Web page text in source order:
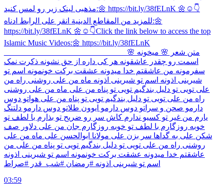
مذهبی لینک زیر رو لمس کنید:🌼 https://bit.ly/38fELnK 🌼☺👇
للمزيد من المقاطع الدينية انقر على الرابط ادناه:🌼
https://bit.ly/38fELnK 🌼☺👇Click the link below to access the top
Islamic Music Videos:🌼 https://bit.ly/38fELnK
_______________________________ 🌸 متن شعر 🌸 میخونه
اسمت رو چقدر عاشقونه هر کی داره از حق نشونه ذکرت نمک
سفرمونه من عاشقتم خدا میدونه عشقت برکت خونمونه اسم تو
شیرینی اذونه اسم تو شیرینی اذونه ماه من علی روشنی راه من
علی تویی تو دلیل بندگیم تویی تو پناه من علی ماه‌ من علی روشنی
راه من علی تویی تو دلیل بندگیم تویی تو پناه من علی هواتو دوس
دارمو صحن و سراتو دوس دارمو ایوون طلاتو دوس دارمو دلتنگ
یارم من غیر تو کسیو ندارم کاش سر رو ضریح تو بذارم با لطف تو
خوبه روزگارم با لطف تو خوبه روزگارم جان من علی دلاور صف
شکن علی به گداها سر بزن علی مولانا ابوالحسن علی ماه من علی
روشنی راه من علی تویی تو دلیل بندگیم تویی تو پناه من علی من
عاشقتم خدا میدونه عشقت برکت خونمونه اسم تو شیرینی اذونه
اسم تو شیرینی اذونه #رمضان #شب_قدر #صراط
03:59